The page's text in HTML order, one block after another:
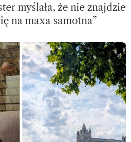
myślała, że nie znajdzie
na maxa samotna”